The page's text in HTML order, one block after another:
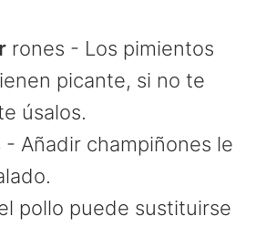
rones - Los pimientos
picante, si no te
úsalos.
- Añadir champiñones le
pollo puede sustituirse